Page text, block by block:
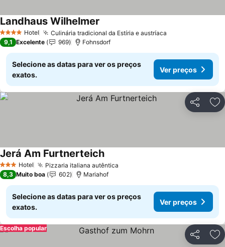
4 EstrelasHotel Culinária tradicional da Estíria e austríaca
Landhaus Wilhelmer
9,1 Excelente 969 Fohnsdorf
Selecione as datas para ver os preços
exatos.
Ver preços
Partilhar
3 EstrelasHotel Pizzaria italiana autêntica
Jerá Am Furtnerteich
8,3 Muito boa 602 Mariahof
Selecione as datas para ver os preços
exatos.
Ver preços
Partilhar
Escolha popular